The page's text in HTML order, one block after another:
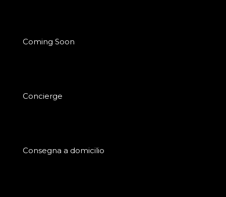
Coming Soon
Concierge
Consegna a domicilio